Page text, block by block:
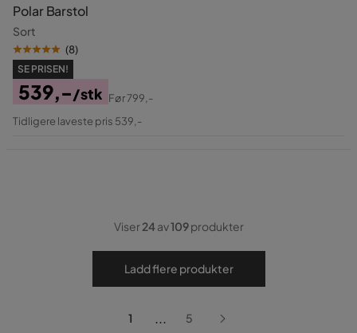
Polar Barstol
Sort
(8)
SE PRISEN!
Pris
539,-/stk
Original
Før799,-
Tidligere laveste pris 539,-
Viser24av109produkter
Ladd flere produkter
1 ... 5